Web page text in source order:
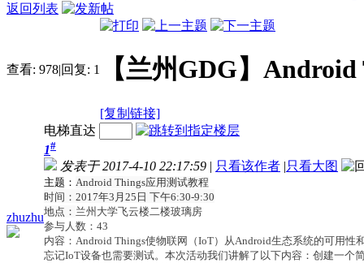
返回列表
查看: 978|回复: 1 【兰州GDG】
[复制链接]
zhuzhu
电梯直达
1#
发表于 2017-4-10 22:17:59 | 只看该作者 |只看大图
主题： Android Things应用测试教程
时间：2017年3月25日 下午6:30-9:30
地点： 兰州大学飞云楼二楼玻璃房
参与人数：43
内容： Android Things使物联网（IoT）从Android生态系统的可用
忘记IoT设备也需要测试。本次活动我们讲解了以下内容：创建一个